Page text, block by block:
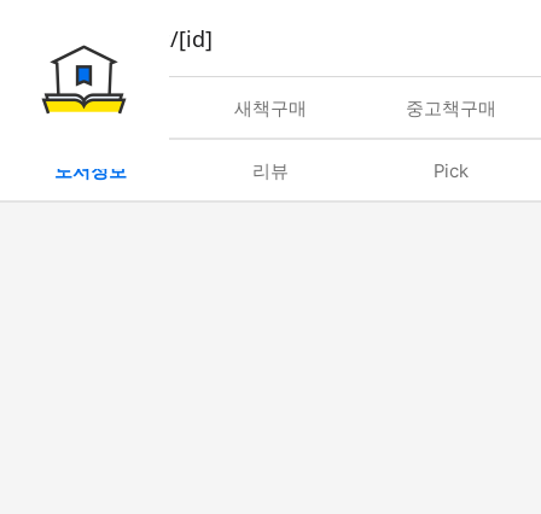
book/rent/[id]
대여 새책구매 중고책구매
도서정보 리뷰 Pick